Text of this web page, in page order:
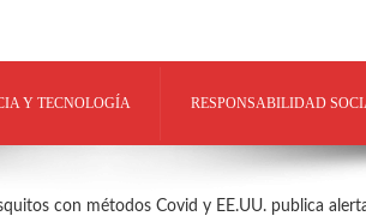
Y TECNOLOGÍA RESPONSABILIDAD
con métodos Covid y EE.UU. publica